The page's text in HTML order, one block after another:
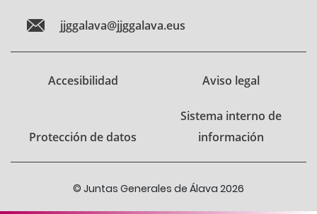
jjggalava@jjggalava.eus
Accesibilidad Aviso legal
Protección de datos
Sistema interno de
información
© Juntas Generales de Álava 2026